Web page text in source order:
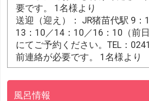
要です。 1名様より
送迎（迎え）： JR猪苗代駅 9：
13：10／14：10／16：10（前
にてご予約ください。TEL：
前連絡が必要です。 1名様より
風呂情報